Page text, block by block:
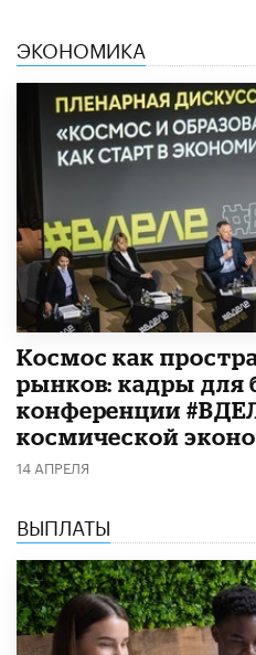
ЭКОНОМИКА
Космос как
рынков: кадры для
конференции
космической
14 АПРЕЛЯ
ВЫПЛАТЫ